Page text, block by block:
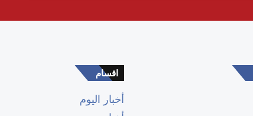
اقسام
أخبار اليوم